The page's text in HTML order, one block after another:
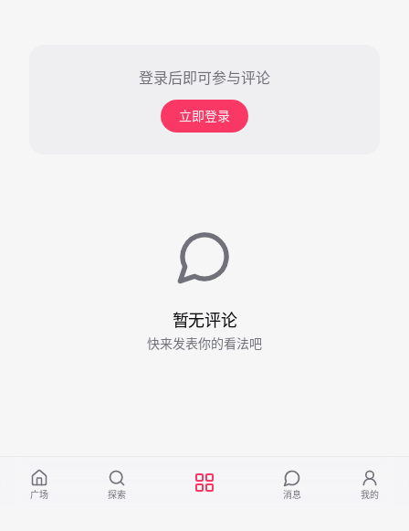
登录后即可参与评论
立即登录
暂无评论
快来发表你的看法吧
广场 探索 消息 我的